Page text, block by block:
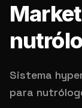
Sistema
para